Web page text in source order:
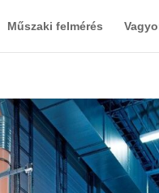
Műszaki felmérés